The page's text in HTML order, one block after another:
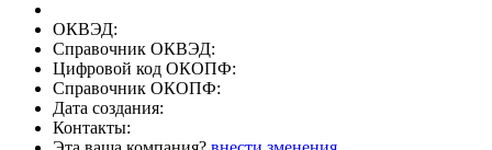
ОКВЭД:
Справочник ОКВЭД:
Цифровой код ОКОПФ:
Справочник ОКОПФ:
Дата создания:
Контакты: